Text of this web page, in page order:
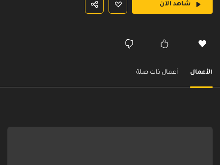
شاهد الآن
الأعمال أعمال ذات صلة